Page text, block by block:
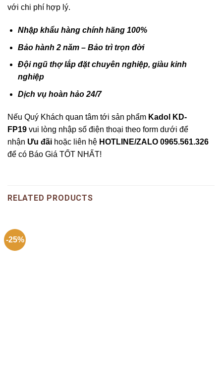
với chi phí hợp lý.
Nhập khẩu hàng chính hãng 100%
Bảo hành 2 năm – Bảo trì trọn đời
Đội ngũ thợ lắp đặt chuyên nghiệp, giàu kinh
nghiệp
Dịch vụ hoàn hảo 24/7
Nếu Quý Khách quan tâm tới sản phẩm Kadol KD-
FP19 vui lòng nhập số điện thoại theo form dưới để
nhận Ưu đãi hoặc liên hệ HOTLINE/ZALO 0965.561.326
để có Báo Giá TỐT NHẤT!
RELATED PRODUCTS
-25%